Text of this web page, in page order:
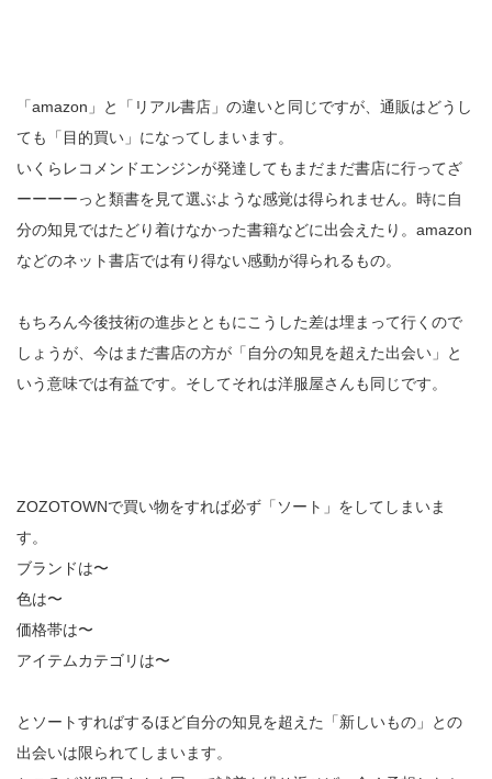
「amazon」と「リアル書店」の違いと同じですが、通販はどうし
ても「目的買い」になってしまいます。
いくらレコメンドエンジンが発達してもまだまだ書店に行ってざ
ーーーーっと類書を見て選ぶような感覚は得られません。時に自
分の知見ではたどり着けなかった書籍などに出会えたり。amazon
などのネット書店では有り得ない感動が得られるもの。
もちろん今後技術の進歩とともにこうした差は埋まって行くので
しょうが、今はまだ書店の方が「自分の知見を超えた出会い」と
いう意味では有益です。そしてそれは洋服屋さんも同じです。
ZOZOTOWNで買い物をすれば必ず「ソート」をしてしまいま
す。
ブランドは〜
色は〜
価格帯は〜
アイテムカテゴリは〜
とソートすればするほど自分の知見を超えた「新しいもの」との
出会いは限られてしまいます。